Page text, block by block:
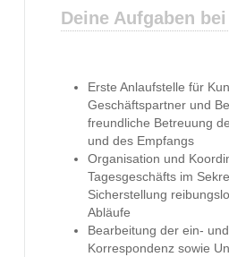
Deine Aufgaben
Erste Anlaufstelle für
Geschäftspartner und
freundliche Betreuung
und des Empfangs
Organisation und
Tagesgeschäfts im
Sicherstellung
Abläufe
Bearbeitung der ein-
Korrespondenz sowie